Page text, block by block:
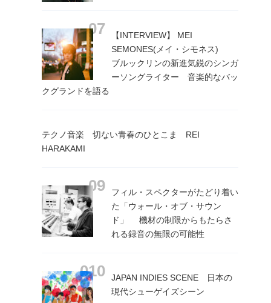
【INTERVIEW】 MEI
SEMONES(メイ・シモネス)
ブルックリンの新進気鋭のシンガ
ーソングライター 音楽的なバッ
クグランドを語る
テクノ音楽 切ない青春のひとこま REI
HARAKAMI
フィル・スペクターがたどり着い
た「ウォール・オブ・サウン
ド」 機材の制限からもたらさ
れる録音の無限の可能性
JAPAN INDIES SCENE 日本の
現代シューゲイズシーン